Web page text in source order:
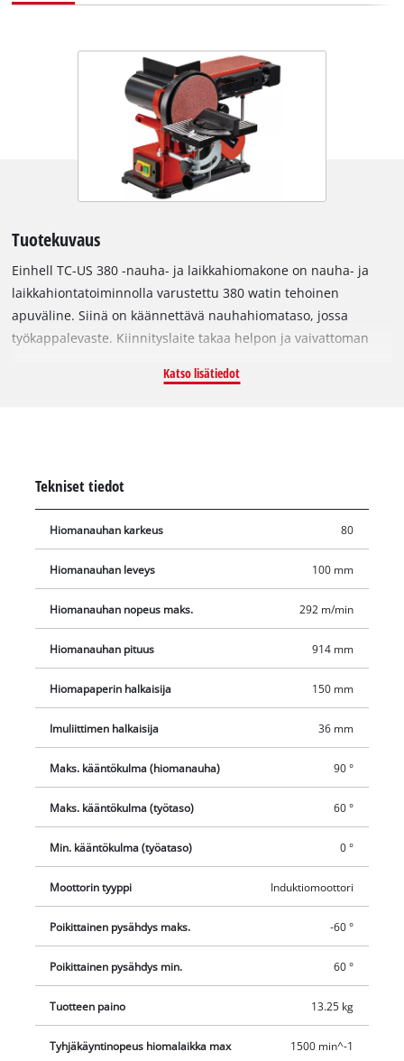
Tuotekuvaus
Einhell TC-US 380 -nauha- ja laikkahiomakone on nauha- ja
laikkahiontatoiminnolla varustettu 380 watin tehoinen
apuväline. Siinä on käännettävä nauhahiomataso, jossa
työkappalevaste. Kiinnityslaite takaa helpon ja vaivattoman
säätää ulkoa käsin. 150 mm:n laikkapinnassa on tarrakiinnitys,
monipuoliset käyttömahdollisuudet. Myös poikittaisvastetta
asennon. Nauha- ja laikkahiomakoneessa on
pölynpoistoliitäntä työpisteen puhtaana pitämiseksi.
Hiomanauha ja hiomapaperi sisältyvät toimitukseen.
Katso lisätiedot
Tekniset tiedot
Hiomanauhan karkeus 80
Hiomanauhan leveys 100 mm
Hiomanauhan nopeus maks. 292 m/min
Hiomanauhan pituus 914 mm
Hiomapaperin halkaisija 150 mm
Imuliittimen halkaisija 36 mm
Maks. kääntökulma (hiomanauha) 90 °
Maks. kääntökulma (työtaso) 60 °
Min. kääntökulma (työataso) 0 °
Moottorin tyyppi Induktiomoottori
Poikittainen pysähdys maks. -60 °
Poikittainen pysähdys min. 60 °
Tuotteen paino 13.25 kg
Tyhjäkäyntinopeus hiomalaikka max 1500 min^-1